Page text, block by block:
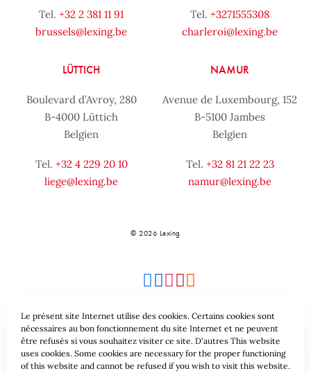
Tel. +32 2 381 11 91
brussels@lexing.be
Tel. +3271555308
charleroi@lexing.be
LÜTTICH
Boulevard d’Avroy, 280
B-4000 Lüttich
Belgien
Tel. +32 4 229 20 10
liege@lexing.be
NAMUR
Avenue de Luxembourg, 152
B-5100 Jambes
Belgien
Tel. +32 81 21 22 23
namur@lexing.be
© 2026 Lexing
Seitenübersicht Allgemeine geschäftsbedingungen
Le présent site Internet utilise des cookies. Certains cookies sont
nécessaires au bon fonctionnement du site Internet et ne peuvent
être refusés si vous souhaitez visiter ce site. D'autres This website
uses cookies. Some cookies are necessary for the proper functioning
of this website and cannot be refused if you wish to visit this website.